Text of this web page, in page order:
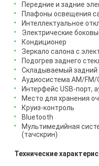
Передние и задние
Плафоны освещения
Интеллектуальное
Электрические
Кондиционер
Зеркало салона с
Подогрев заднего
Складываемый задний
Аудиосистема AM/
Интерфейс USB-порт,
Место для хранения
Круиз-контроль
Bluetooth
Мультимедийная
(тачскрин)
Технические